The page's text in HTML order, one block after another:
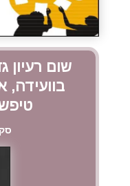
שום רעיון
בוועידה,